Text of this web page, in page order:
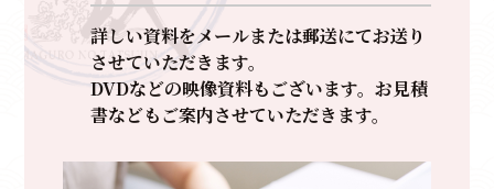
詳しい資料をメールまたは郵送にてお送り
させていただきます。
DVDなどの映像資料もございます。お見積
書などもご案内させていただきます。